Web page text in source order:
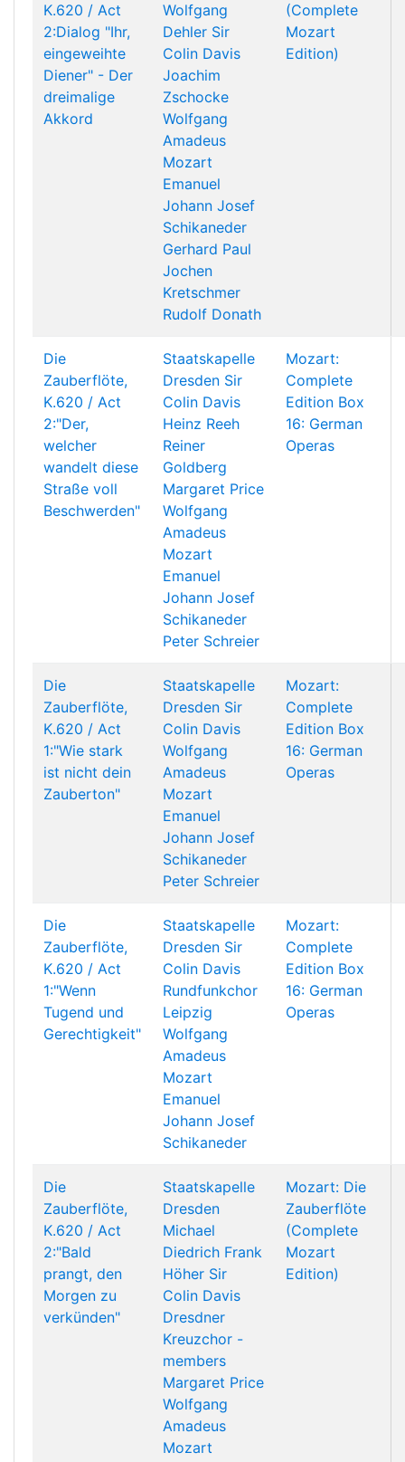
K.620 / Act
2:Dialog "Ihr,
eingeweihte
Diener" - Der
dreimalige
Akkord
Wolfgang
Dehler Sir
Colin Davis
Joachim
Zschocke
Wolfgang
Amadeus
Mozart
Emanuel
Johann Josef
Schikaneder
Gerhard Paul
Jochen
Kretschmer
Rudolf Donath
(Complete
Mozart
Edition)
Die
Zauberflöte,
K.620 / Act
2:"Der,
welcher
wandelt diese
Straße voll
Beschwerden"
Staatskapelle
Dresden Sir
Colin Davis
Heinz Reeh
Reiner
Goldberg
Margaret Price
Wolfgang
Amadeus
Mozart
Emanuel
Johann Josef
Schikaneder
Peter Schreier
Mozart:
Complete
Edition Box
16: German
Operas
Die
Zauberflöte,
K.620 / Act
1:"Wie stark
ist nicht dein
Zauberton"
Staatskapelle
Dresden Sir
Colin Davis
Wolfgang
Amadeus
Mozart
Emanuel
Johann Josef
Schikaneder
Peter Schreier
Mozart:
Complete
Edition Box
16: German
Operas
Die
Zauberflöte,
K.620 / Act
1:"Wenn
Tugend und
Gerechtigkeit"
Staatskapelle
Dresden Sir
Colin Davis
Rundfunkchor
Leipzig
Wolfgang
Amadeus
Mozart
Emanuel
Johann Josef
Schikaneder
Mozart:
Complete
Edition Box
16: German
Operas
Die
Zauberflöte,
K.620 / Act
2:"Bald
prangt, den
Morgen zu
verkünden"
Staatskapelle
Dresden
Michael
Diedrich Frank
Höher Sir
Colin Davis
Dresdner
Kreuzchor -
members
Margaret Price
Wolfgang
Amadeus
Mozart
Mozart: Die
Zauberflöte
(Complete
Mozart
Edition)